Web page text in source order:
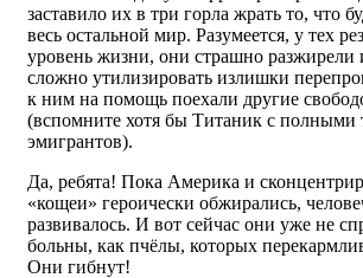
заставило их в три горла жрать то, что
весь остальной мир. Разумеется, у тех
уровень жизни, они страшно разжирели
сложно утилизировать излишки
к ним на помощь поехали другие
(вспомните хотя бы Титаник с
эмигрантов).
Да, ребята! Пока Америка и
«кощеи» героически обжирались,
развивалось. И вот сейчас они уже не
больны, как пчёлы, которых
Они гибнут!